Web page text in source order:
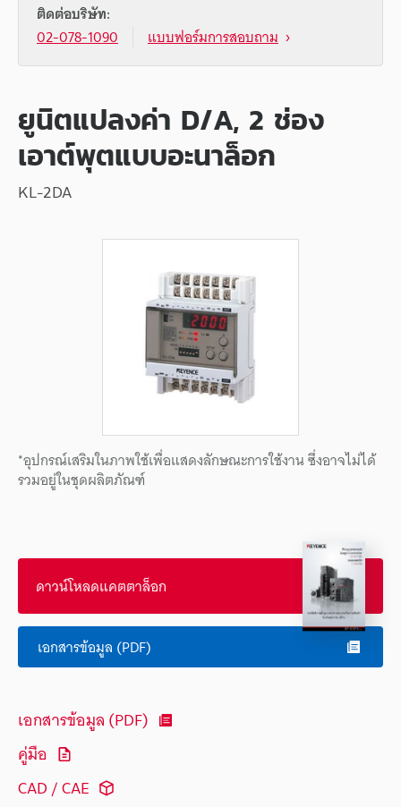
ติดต่อบริษัท:
02-078-1090
แบบฟอร์มการสอบถาม
ยูนิตแปลงค่า D/A, 2 ช่อง
เอาต์พุตแบบอะนาล็อก
KL-2DA
*อุปกรณ์เสริมในภาพใช้เพื่อแสดงลักษณะการใช้งาน ซึ่งอาจไม่ได้
รวมอยู่ในชุดผลิตภัณฑ์
ดาวน์โหลดแคตตาล็อก
เอกสารข้อมูล (PDF)
เอกสารข้อมูล (PDF)
คู่มือ
CAD / CAE